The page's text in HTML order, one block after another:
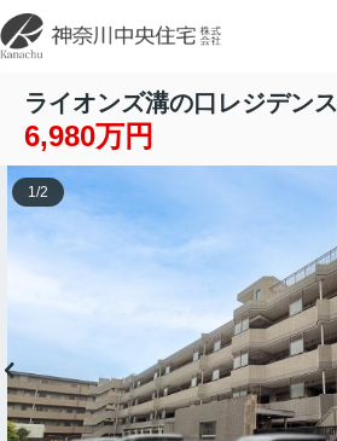
ライオンズ溝の口レジデンス
6,980万円
1 /2